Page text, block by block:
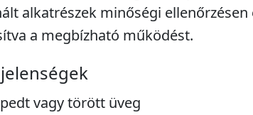
alkatrészek minőségi ellenőrzésen
a megbízható működést.
vagy törött üveg